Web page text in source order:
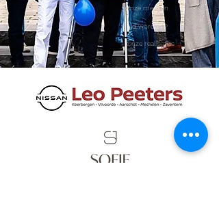
Onze mensen
Lid worden ?
Onze realisaties